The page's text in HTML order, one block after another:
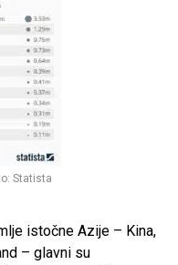
Statista
istočne Azije – Kina,
– glavni su